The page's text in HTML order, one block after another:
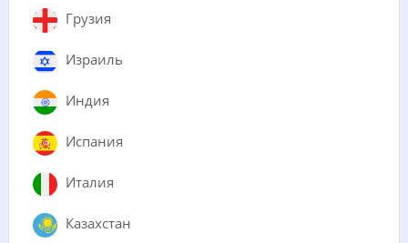
Грузия
Израиль
Индия
Испания
Италия
Казахстан